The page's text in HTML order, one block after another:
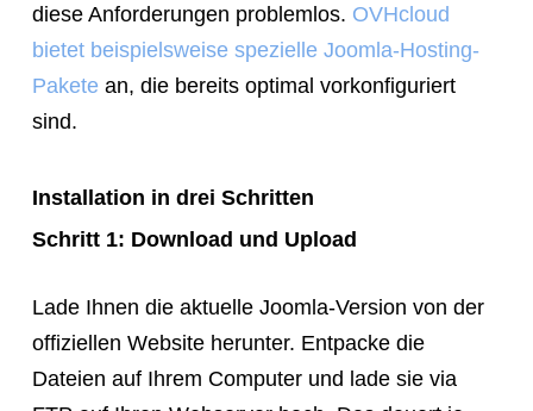
diese Anforderungen problemlos. OVHcloud
bietet beispielsweise spezielle Joomla-Hosting-
Paketean, die bereits optimal vorkonfiguriert
sind.
Installation in drei Schritten
Schritt 1: Download und Upload
Lade Ihnen die aktuelle Joomla-Version von der
offiziellen Website herunter. Entpacke die
Dateien auf Ihrem Computer und lade sie via